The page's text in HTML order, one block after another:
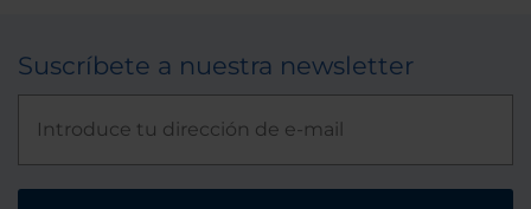
Suscríbete a nuestra newsletter